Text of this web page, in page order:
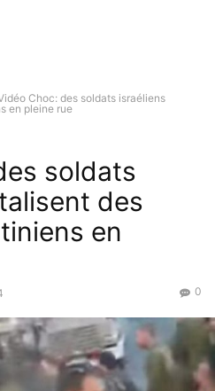
Choc: des soldats israéliens
en pleine rue
soldats
des
en
0